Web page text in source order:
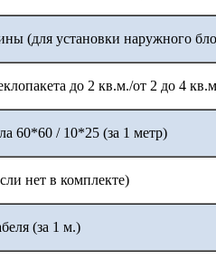
(для установки наружного
до 2 кв.м./от 2 до 4
60*60 / 10*25 (за 1 метр)
нет в комплекте)
(за 1 м.)